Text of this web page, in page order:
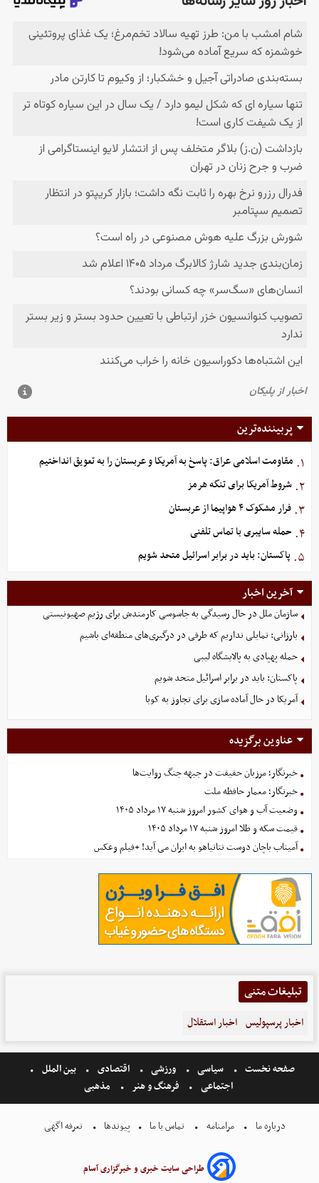
پربیننده‌ترین
۱. مقاومت اسلامی عراق: پاسخ به آمریکا و عربستان را به تعویق انداختیم
۲. شروط آمریکا برای تنگه هرمز
۳. فرار مشکوک ۴ هواپیما از عربستان
۴. حمله سایبری با تماس تلفنی
۵. پاکستان: باید در برابر اسرائیل متحد شویم
آخرین اخبار
سازمان ملل در حال رسیدگی به جاسوسی کارمندش برای رژیم صهیونیستی
بارزانی: تمایلی نداریم که طرفی در درگیری‌های منطقه‌ای باشیم
حمله پهپادی به پالایشگاه لیبی
پاکستان: باید در برابر اسرائیل متحد شویم
آمریکا در حال آماده سازی برای تجاوز به کوبا
عناوین برگزیده
خبرنگار؛ مرزبان حقیقت در جبهه جنگ روایت‌ها
خبرنگار؛ معمار حافظه ملت
وضعیت آب و هوای کشور امروز شنبه ۱۷ مرداد ۱۴۰۵
قیمت سکه و طلا امروز شنبه ۱۷ مرداد ۱۴۰۵
آمیتاب باچان دوست نتانیاهو به ایران می آید! +فیلم وعکس
تبلیغات متنی
اخبار پرسپولیس اخبار استقلال
صفحه نخست سیاسی ورزشی اقتصادی
بین الملل
اجتماعی
فرهنگ و هنر مذهبی
درباره ما مرامنامه تماس با ما پیوندها تعرفه اگهی
طراحی سایت خبری و خبرگزاری آسام